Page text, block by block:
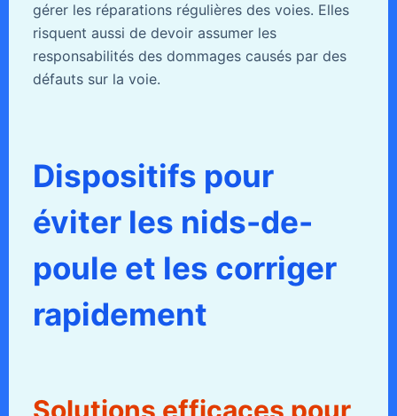
gérer les réparations régulières des voies. Elles
risquent aussi de devoir assumer les
responsabilités des dommages causés par des
défauts sur la voie.
Dispositifs pour
éviter les nids-de-
poule et les corriger
rapidement
Solutions efficaces pour